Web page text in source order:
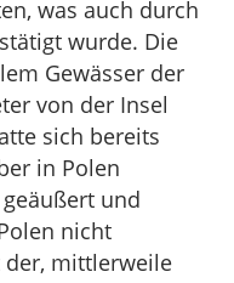
was auch durch
wurde. Die
Gewässer der
von der Insel
sich bereits
in Polen
und
nicht
der, mittlerweile